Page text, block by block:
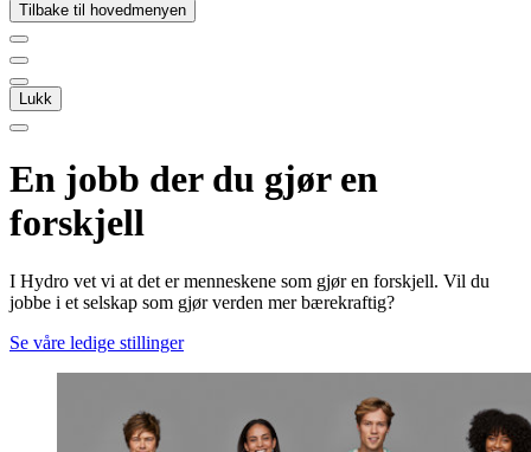
Tilbake til hovedmenyen
Lukk
En jobb der du gjør en
forskjell
I Hydro vet vi at det er menneskene som gjør en forskjell. Vil du
jobbe i et selskap som gjør verden mer bærekraftig?
Se våre ledige stillinger